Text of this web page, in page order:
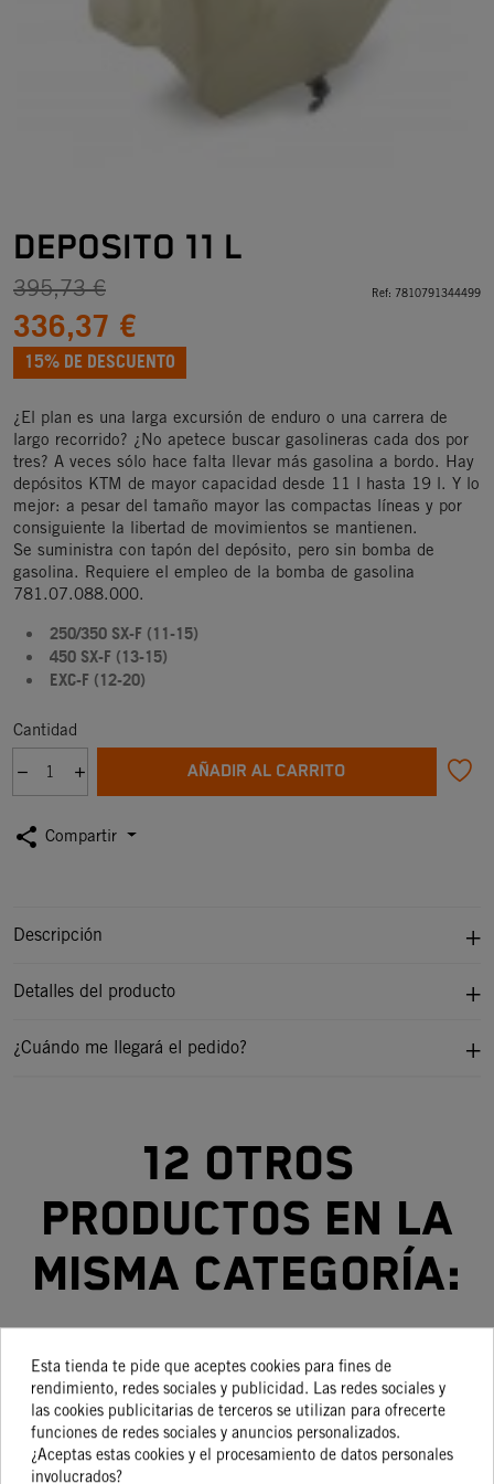
DEPOSITO 11 L
395,73 €
336,37 €
15% DE DESCUENTO
Ref: 7810791344499
¿El plan es una larga excursión de enduro o una carrera de
largo recorrido? ¿No apetece buscar gasolineras cada dos por
tres? A veces sólo hace falta llevar más gasolina a bordo. Hay
depósitos KTM de mayor capacidad desde 11 l hasta 19 l. Y lo
mejor: a pesar del tamaño mayor las compactas líneas y por
consiguiente la libertad de movimientos se mantienen.
Se suministra con tapón del depósito, pero sin bomba de
gasolina. Requiere el empleo de la bomba de gasolina
781.07.088.000.
250/350 SX-F (11-15)
450 SX-F (13-15)
EXC-F (12-20)
Cantidad
AÑADIR AL CARRITO
share Compartir
Descripción
Detalles del producto
¿Cuándo me llegará el pedido?
12 otros
productos en la
misma categoría:
-35%
DEPOSITO
-15%
DEPOSITO
11 L
-30%
CARENADO
DELANTERO
-20%
CARENADO
DEL TANQUE
Esta tienda te pide que aceptes cookies para fines de
rendimiento, redes sociales y publicidad. Las redes sociales y
las cookies publicitarias de terceros se utilizan para ofrecerte
funciones de redes sociales y anuncios personalizados.
¿Aceptas estas cookies y el procesamiento de datos personales
involucrados?